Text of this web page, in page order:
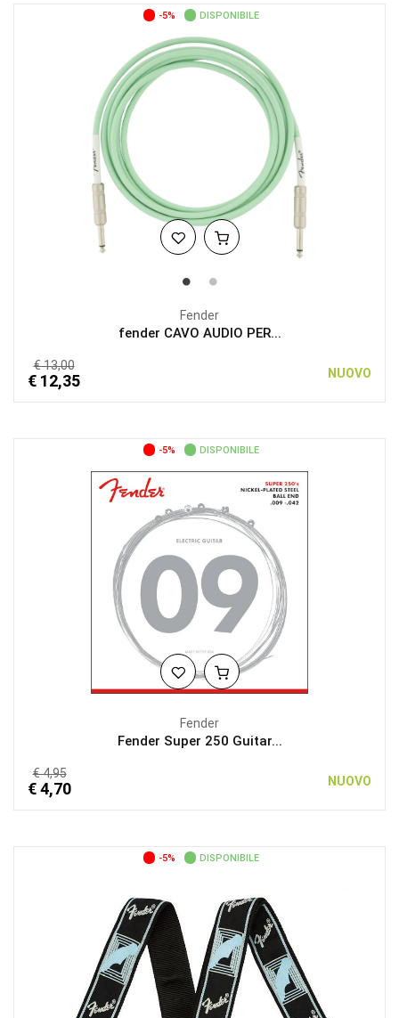
-5% DISPONIBILE
Fender
fender CAVO AUDIO PER...
€ 13,00
€ 12,35 NUOVO
-5% DISPONIBILE
Fender
Fender Super 250 Guitar...
€ 4,95
€ 4,70 NUOVO
-5% DISPONIBILE